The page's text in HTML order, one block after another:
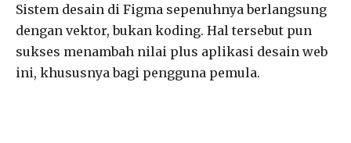
Sistem desain di Figma sepenuhnya berlangsung
dengan vektor, bukan koding. Hal tersebut pun
sukses menambah nilai plus aplikasi desain web
ini, khususnya bagi pengguna pemula.